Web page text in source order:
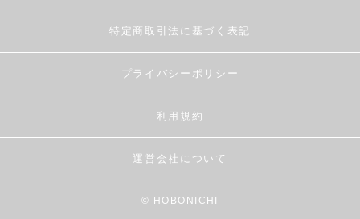
特定商取引法に基づく表記
プライバシーポリシー
利用規約
運営会社について
© HOBONICHI